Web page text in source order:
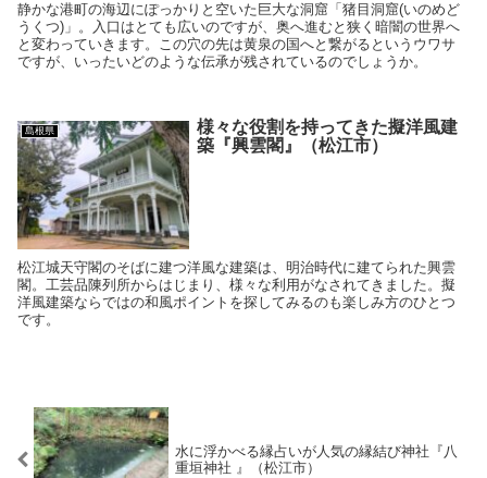
静かな港町の海辺にぽっかりと空いた巨大な洞窟「猪目洞窟(いのめど
うくつ)」。入口はとても広いのですが、奥へ進むと狭く暗闇の世界へ
と変わっていきます。この穴の先は黄泉の国へと繋がるというウワサ
ですが、いったいどのような伝承が残されているのでしょうか。
島根県
様々な役割を持ってきた擬洋風建
築『興雲閣』（松江市）
松江城天守閣のそばに建つ洋風な建築は、明治時代に建てられた興雲
閣。工芸品陳列所からはじまり、様々な利用がなされてきました。擬
洋風建築ならではの和風ポイントを探してみるのも楽しみ方のひとつ
です。
水に浮かべる縁占いが人気の縁結び神社『八
重垣神社 』（松江市）